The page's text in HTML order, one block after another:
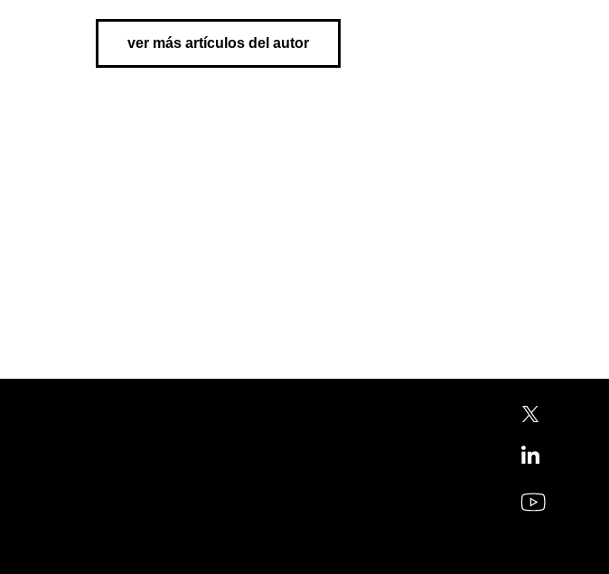
ver más artículos del autor